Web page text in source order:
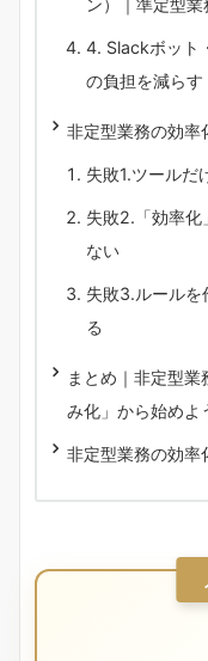
4. Slackボット
の負担を減らす
非定型業務の効率
失敗1.ツールだ
失敗2.「効率化
ない
失敗3.ルールを
る
まとめ｜非定型
み化」から始めよ
非定型業務の効率